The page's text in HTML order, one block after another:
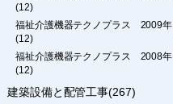
(12)
福祉介護機器テクノプラス 2009年
(12)
福祉介護機器テクノプラス 2008年
(12)
建築設備と配管工事(267)